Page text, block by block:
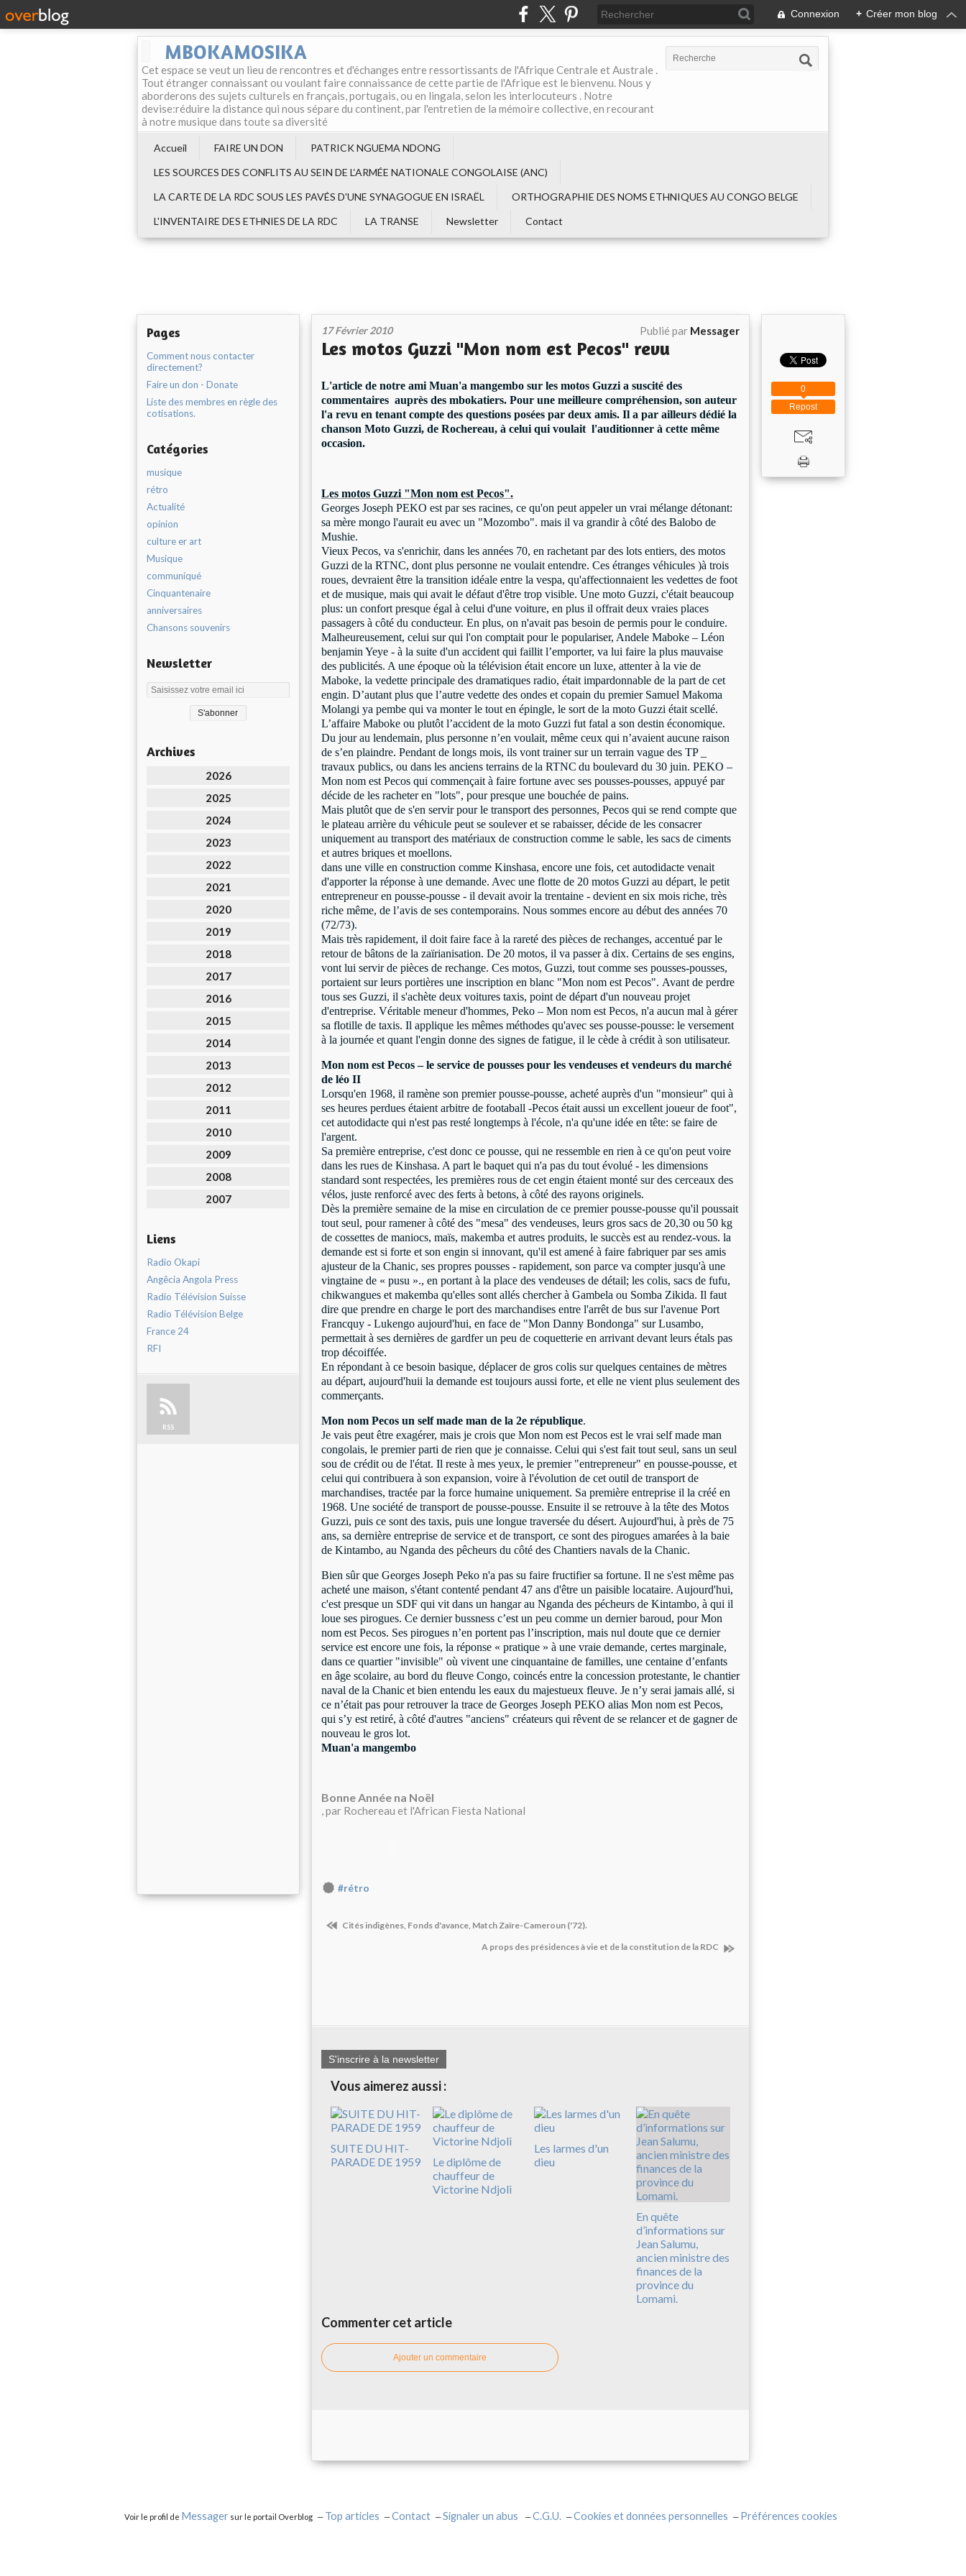
Connexion + Créer mon blog
MBOKAMOSIKA
Cet espace se veut un lieu de rencontres et d'échanges entre ressortissants de l'Afrique Centrale et Australe .
Tout étranger connaissant ou voulant faire connaissance de cette partie de l'Afrique est le bienvenu. Nous y
aborderons des sujets culturels en français, portugais, ou en lingala, selon les interlocuteurs . Notre
devise:réduire la distance qui nous sépare du continent, par l'entretien de la mémoire collective, en recourant
à notre musique dans toute sa diversité
Accueil FAIRE UN DON
PATRICK NGUEMA NDONG
LES SOURCES DES CONFLITS AU SEIN DE L‘ARMÉE NATIONALE CONGOLAISE (ANC)
LA CARTE DE LA RDC SOUS LES PAVÉS D'UNE SYNAGOGUE EN ISRAËL
ORTHOGRAPHIE DES NOMS ETHNIQUES AU CONGO BELGE
L'INVENTAIRE DES ETHNIES DE LA RDC
LA TRANSE Newsletter Contact
Pages
Comment nous contacter
directement?
Faire un don - Donate
Liste des membres en règle des
cotisations.
Catégories
musique
rétro
Actualité
opinion
culture er art
Musique
communiqué
Cinquantenaire
anniversaires
Chansons souvenirs
Newsletter
Archives
2026
2025
2024
2023
2022
2021
2020
2019
2018
2017
2016
2015
2014
2013
2012
2011
2010
2009
2008
2007
Liens
Radio Okapi
Angêcia Angola Press
Radio Télévision Suisse
Radio Télévision Belge
France 24
RFI
RSS
17 Février 2010 Publié par Messager
Les motos Guzzi "Mon nom est Pecos" revu
L'article de notre ami Muan'a mangembo sur les motos Guzzi a suscité des
commentaires auprès des mbokatiers. Pour une meilleure compréhension, son auteur
l'a revu en tenant compte des questions posées par deux amis. Il a par ailleurs dédié la
chanson Moto Guzzi, de Rochereau, à celui qui voulait l'auditionner à cette même
occasion.
Les motos Guzzi "Mon nom est Pecos".
Georges Joseph PEKO est par ses racines, ce qu'on peut appeler un vrai mélange détonant:
sa mère mongo l'aurait eu avec un "Mozombo". mais il va grandir à côté des Balobo de
Mushie.
Vieux Pecos, va s'enrichir, dans les années 70, en rachetant par des lots entiers, des motos
Guzzi dela RTNC, dont plus personne ne voulait entendre. Ces étranges véhicules )à trois
roues, devraient être la transition idéale entre la vespa, qu'affectionnaient les vedettes de foot
et de musique, mais qui avait le défaut d'être trop visible. Une moto Guzzi, c'était beaucoup
plus: un confort presque égal à celui d'une voiture, en plus il offrait deux vraies places
passagers à côté du conducteur. En plus, on n'avait pas besoin de permis pour le conduire.
Malheureusement, celui sur qui l'on comptait pour le populariser, Andele Maboke – Léon
benjamin Yeye - à la suite d'un accident qui faillit l’emporter, va lui faire la plus mauvaise
des publicités. A une époque où la télévision était encore un luxe, attenter à la vie de
Maboke, la vedette principale des dramatiques radio, était impardonnable de la part de cet
engin. D’autant plus que l’autre vedette des ondes et copain du premier Samuel Makoma
Molangi ya pembe qui va monter le tout en épingle, le sort de la moto Guzzi était scellé.
L’affaire Maboke ou plutôt l’accident de la moto Guzzi fut fatal a son destin économique.
Du jour au lendemain, plus personne n’en voulait, même ceux qui n’avaient aucune raison
de s’en plaindre. Pendant de longs mois, ils vont trainer sur un terrain vague des TP _
travaux publics, ou dans les anciens terrains dela RTNC du boulevard du 30 juin. PEKO –
Mon nom est Pecos qui commençait à faire fortune avec ses pousses-pousses, appuyé par
décide de les racheter en "lots", pour presque une bouchée de pains.
Mais plutôt que de s'en servir pour le transport des personnes, Pecos qui se rend compte que
le plateau arrière du véhicule peut se soulever et se rabaisser, décide de les consacrer
uniquement au transport des matériaux de construction comme le sable, les sacs de ciments
et autres briques et moellons.
dans une ville en construction comme Kinshasa, encore une fois, cet autodidacte venait
d'apporter la réponse à une demande. Avec une flotte de 20 motos Guzzi au départ, le petit
entrepreneur en pousse-pousse - il devait avoir la trentaine - devient en six mois riche, très
riche même, de l’avis de ses contemporains. Nous sommes encore au début des années 70
(72/73).
Mais très rapidement, il doit faire face à la rareté des pièces de rechanges, accentué par le
retour de bâtons de la zaïrianisation. De 20 motos, il va passer à dix. Certains de ses engins,
vont lui servir de pièces de rechange. Ces motos, Guzzi, tout comme ses pousses-pousses,
portaient sur leurs portières une inscription en blanc "Mon nom est Pecos". Avant de perdre
tous ses Guzzi, il s'achète deux voitures taxis, point de départ d'un nouveau projet
d'entreprise. Véritable meneur d'hommes, Peko – Mon nom est Pecos, n'a aucun mal à gérer
sa flotille de taxis. Il applique les mêmes méthodes qu'avec ses pousse-pousse: le versement
à la journée et quant l'engin donne des signes de fatigue, il le cède à crédit à son utilisateur.
Mon nom est Pecos – le service de pousses pour les vendeuses et vendeurs du marché
de léo II
Lorsqu'en 1968, il ramène son premier pousse-pousse, acheté auprès d'un "monsieur" qui à
ses heures perdues étaient arbitre de footaball -Pecos était aussi un excellent joueur de foot",
cet autodidacte qui n'est pas resté longtemps à l'école, n'a qu'une idée en tête: se faire de
l'argent.
Sa première entreprise, c'est donc ce pousse, qui ne ressemble en rien à ce qu'on peut voire
dans les rues de Kinshasa. A part le baquet qui n'a pas du tout évolué - les dimensions
standard sont respectées, les premières rous de cet engin étaient monté sur des cerceaux des
vélos, juste renforcé avec des ferts à betons, à côté des rayons originels.
Dès la première semaine de la mise en circulation de ce premier pousse-pousse qu'il poussait
tout seul, pour ramener à côté des "mesa" des vendeuses, leurs gros sacs de 20,30 ou 50 kg
de cossettes de maniocs, maïs, makemba et autres produits, le succès est au rendez-vous. la
demande est si forte et son engin si innovant, qu'il est amené à faire fabriquer par ses amis
ajusteur dela Chanic, ses propres pousses - rapidement, son parce va compter jusqu'à une
vingtaine de « pusu »., en portant à la place des vendeuses de détail; les colis, sacs de fufu,
chikwangues et makemba qu'elles sont allés chercher à Gambela ou Somba Zikida. Il faut
dire que prendre en charge le port des marchandises entre l'arrêt de bus sur l'avenue Port
Francquy - Lukengo aujourd'hui, en face de "Mon Danny Bondonga" sur Lusambo,
permettait à ses dernières de gardfer un peu de coquetterie en arrivant devant leurs étals pas
trop décoiffée.
En répondant à ce besoin basique, déplacer de gros colis sur quelques centaines de mètres
au départ, aujourd'huii la demande est toujours aussi forte, et elle ne vient plus seulement des
commerçants.
Mon nom Pecos un self made man de la 2e république.
Je vais peut être exagérer, mais je crois que Mon nom est Pecos est le vrai self made man
congolais, le premier parti de rien que je connaisse. Celui qui s'est fait tout seul, sans un seul
sou de crédit ou de l'état. Il reste à mes yeux, le premier "entrepreneur" en pousse-pousse, et
celui qui contribuera à son expansion, voire à l'évolution de cet outil de transport de
marchandises, tractée par la force humaine uniquement. Sa première entreprise il la créé en
1968. Une société de transport de pousse-pousse. Ensuite il se retrouve à la tête des Motos
Guzzi, puis ce sont des taxis, puis une longue traversée du désert. Aujourd'hui, à près de 75
ans, sa dernière entreprise de service et de transport, ce sont des pirogues amarées à la baie
de Kintambo, au Nganda des pêcheurs du côté des Chantiers navals dela Chanic.
Bien sûr que Georges Joseph Peko n'a pas su faire fructifier sa fortune. Il ne s'est même pas
acheté une maison, s'étant contenté pendant 47 ans d'être un paisible locataire. Aujourd'hui,
c'est presque un SDF qui vit dans un hangar au Nganda des pécheurs de Kintambo, à qui il
loue ses pirogues. Ce dernier bussness c’est un peu comme un dernier baroud, pour Mon
nom est Pecos. Ses pirogues n’en portent pas l’inscription, mais nul doute que ce dernier
service est encore une fois, la réponse « pratique » à une vraie demande, certes marginale,
dans ce quartier "invisible" où vivent une cinquantaine de familles, une centaine d’enfants
en âge scolaire, au bord du fleuve Congo, coincés entre la concession protestante, le chantier
naval dela Chanicet bien entendu les eaux du majestueux fleuve. Je n’y serai jamais allé, si
ce n’était pas pour retrouver la trace de Georges Joseph PEKO alias Mon nom est Pecos,
qui s’y est retiré, à côté d'autres "anciens" créateurs qui rêvent de se relancer et de gagner de
nouveau le gros lot.
Muan'a mangembo
Bonne Année na Noël
, par Rochereau et l'African Fiesta National
#rétro
Cités indigènes, Fonds d'avance, Match Zaïre-Cameroun ('72).
A props des présidences à vie et de la constitution de la RDC
S'inscrire à la newsletter
Vous aimerez aussi :
SUITE DU HIT-
PARADE DE 1959
Le diplôme de
chauffeur de
Victorine Ndjoli
Les larmes d'un
dieu
En quête
d’informations sur
Jean Salumu,
ancien ministre des
finances de la
province du
Lomami.
Commenter cet article
Ajouter un commentaire
Repost
0
Voir le profil de Messager sur le portail Overblog Top articles Contact Signaler un abus C.G.U. Cookies et données personnelles Préférences cookies